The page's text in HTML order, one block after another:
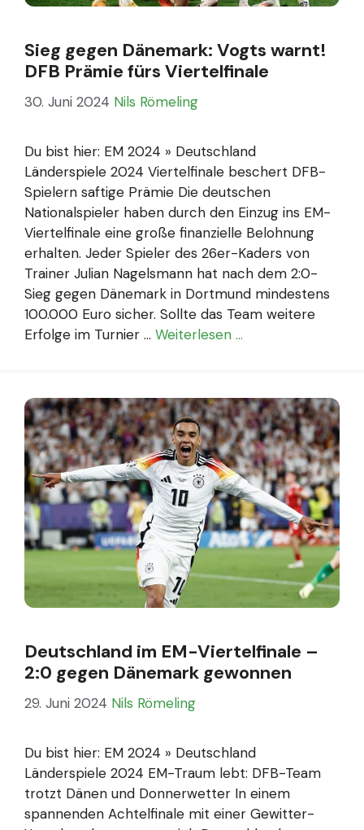
Sieg gegen Dänemark: Vogts warnt!
DFB Prämie fürs Viertelfinale
30. Juni 2024 Nils Römeling
Du bist hier: EM 2024 » Deutschland
Länderspiele 2024 Viertelfinale beschert DFB-
Spielern saftige Prämie Die deutschen
Nationalspieler haben durch den Einzug ins EM-
Viertelfinale eine große finanzielle Belohnung
erhalten. Jeder Spieler des 26er-Kaders von
Trainer Julian Nagelsmann hat nach dem 2:0-
Sieg gegen Dänemark in Dortmund mindestens
100.000 Euro sicher. Sollte das Team weitere
Erfolge im Turnier … Weiterlesen …
Deutschland im EM-Viertelfinale –
2:0 gegen Dänemark gewonnen
29. Juni 2024 Nils Römeling
Du bist hier: EM 2024 » Deutschland
Länderspiele 2024 EM-Traum lebt: DFB-Team
trotzt Dänen und Donnerwetter In einem
spannenden Achtelfinale mit einer Gewitter-